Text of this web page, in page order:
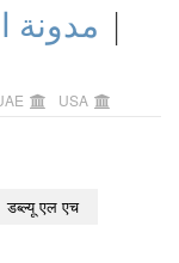
مدونة |
USA
डब्ल्यू एल एच